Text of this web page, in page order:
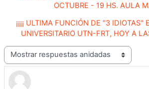
OCTUBRE - 19 HS. AULA
¡¡¡¡ ULTIMA FUNCIÓN DE "3 IDIOTAS"
UNIVERSITARIO UTN-FRT, HOY A
Mostrar modo